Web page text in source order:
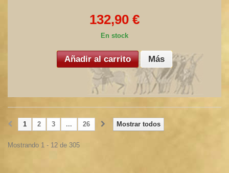
132,90 €
En stock
Añadir al carrito Más
Mostrar todos
1 2 3 ... 26
Mostrando 1 - 12 de 305